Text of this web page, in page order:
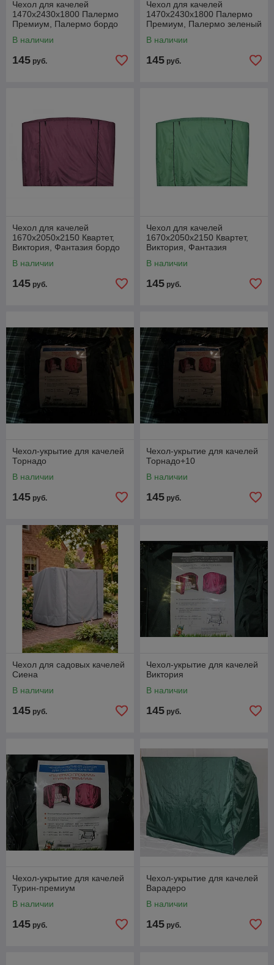
Чехол для качелей
1470х2430х1800 Палермо
Премиум, Палермо бордо
В наличии
145 руб.
Чехол для качелей
1470х2430х1800 Палермо
Премиум, Палермо зеленый
В наличии
145 руб.
Чехол для качелей
1670х2050х2150 Квартет,
Виктория, Фантазия бордо
В наличии
145 руб.
Чехол для качелей
1670х2050х2150 Квартет,
Виктория, Фантазия
В наличии
145 руб.
Чехол-укрытие для качелей
Торнадо
В наличии
145 руб.
Чехол-укрытие для качелей
Торнадо+10
В наличии
145 руб.
Чехол для садовых качелей
Сиена
В наличии
145 руб.
Чехол-укрытие для качелей
Виктория
В наличии
145 руб.
Чехол-укрытие для качелей
Турин-премиум
В наличии
145 руб.
Чехол-укрытие для качелей
Варадеро
В наличии
145 руб.